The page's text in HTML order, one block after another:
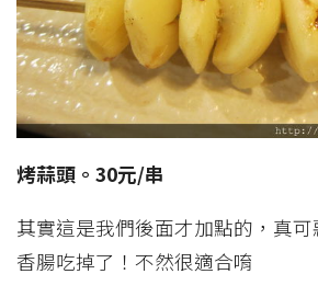
烤蒜頭。30元/串
其實這是我們後面才加點的，真
香腸吃掉了！不然很適合唷